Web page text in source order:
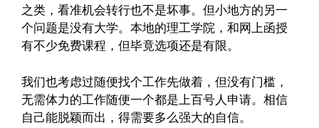
之类，看准机会转行也不是坏事。但小地方的另一
个问题是没有大学。本地的理工学院，和网上函授
有不少免费课程，但毕竟选项还是有限。
我们也考虑过随便找个工作先做着，但没有门槛，
无需体力的工作随便一个都是上百号人申请。相信
自己能脱颖而出，得需要多么强大的自信。